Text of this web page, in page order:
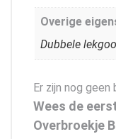
Overige
Dubbele
Er zijn nog geen
Wees de
Overbroekje